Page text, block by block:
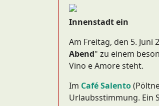
Innenstadt ein
Am Freitag, den 5.
Abend" zu einem
Vino e Amore steht.
Im Café Salento
Urlaubsstimmung. Ein